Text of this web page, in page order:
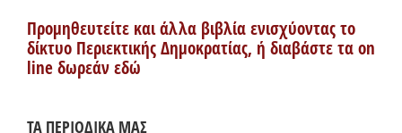
Προμηθευτείτε και άλλα βιβλία ενισχύοντας το
δίκτυο Περιεκτικής Δημοκρατίας, ή διαβάστε τα on
line δωρεάν εδώ
ΤΑ ΠΕΡΙΟΔΙΚΑ ΜΑΣ